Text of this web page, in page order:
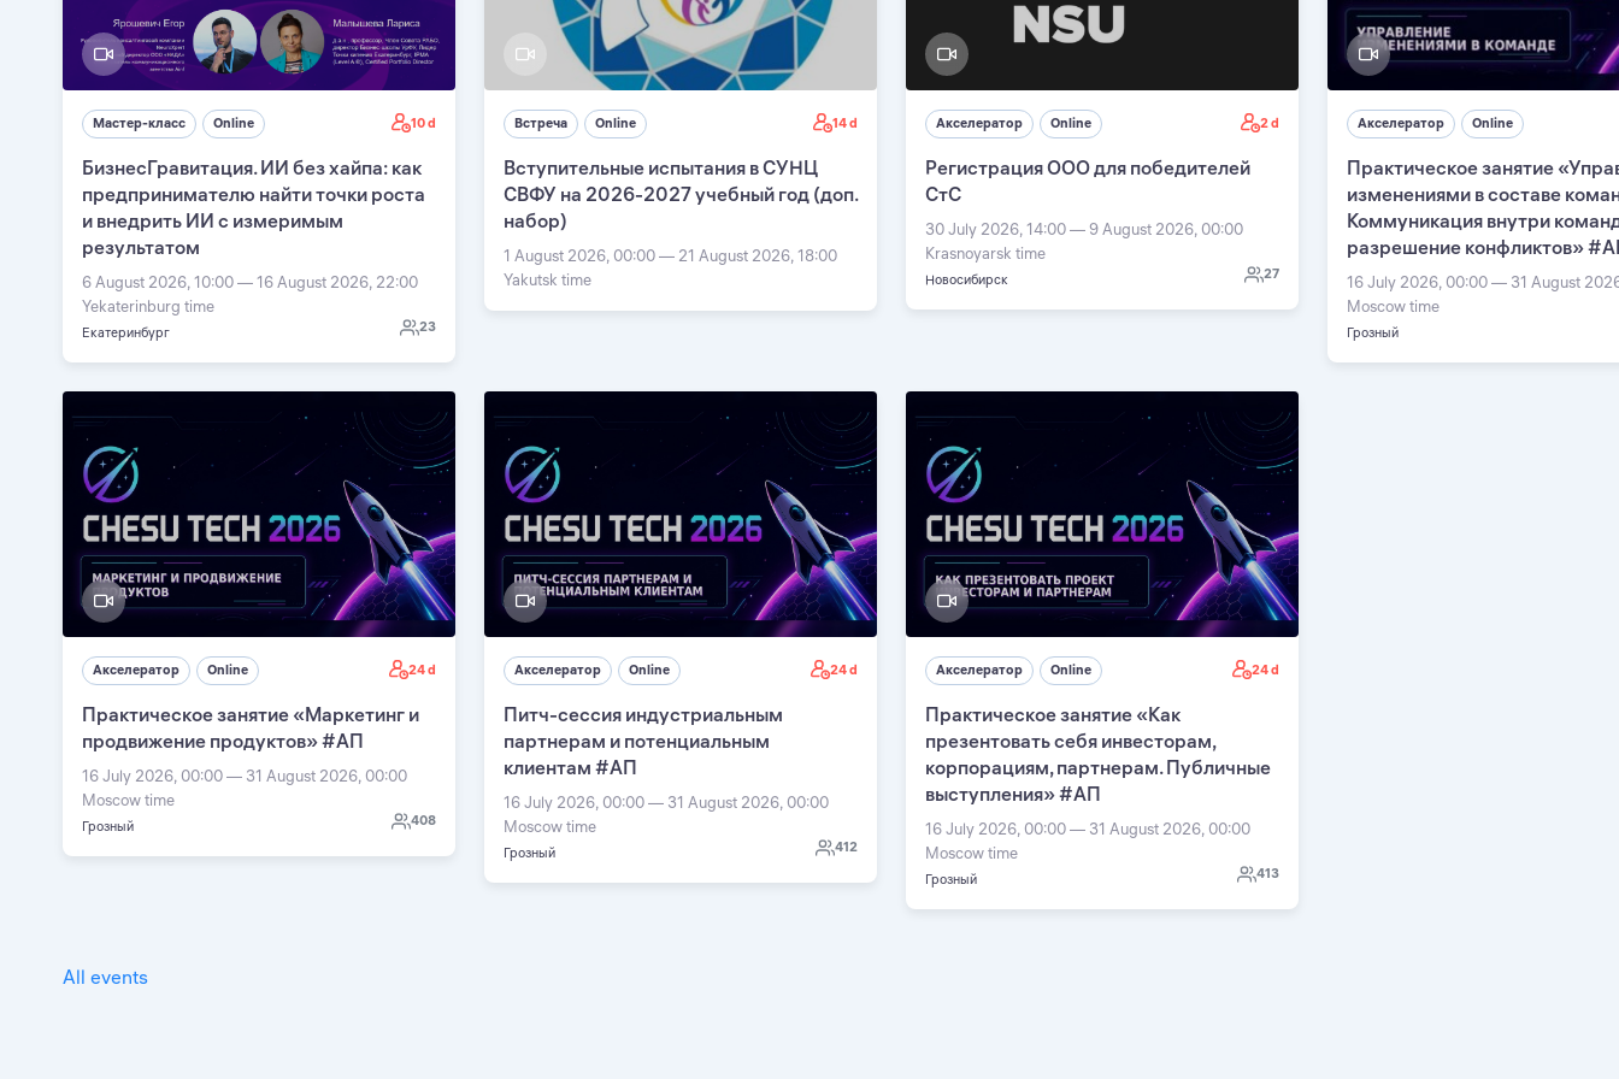
Мастер-класс Online 10 d
БизнесГравитация. ИИ без хайпа: как
предпринимателю найти точки роста
и внедрить ИИ с измеримым
результатом
6 August 2026, 10:00 — 16 August 2026, 22:00
Yekaterinburg time
Екатеринбург 23
Встреча Online 14 d
Вступительные испытания в СУНЦ
СВФУ на 2026-2027 учебный год (доп.
набор)
1 August 2026, 00:00 — 21 August 2026, 18:00
Yakutsk time
Акселератор Online 2 d
Регистрация ООО для победителей
СтС
30 July 2026, 14:00 — 9 August 2026, 00:00
Krasnoyarsk time
Новосибирск 27
Акселератор Online
Практическое занятие
изменениями в составе
Коммуникация внутри
разрешение конфликтов»
16 July 2026, 00:00 — 31 August
Moscow time
Грозный
Акселератор Online 24 d
Практическое занятие «Маркетинг и
продвижение продуктов» #АП
16 July 2026, 00:00 — 31 August 2026, 00:00
Moscow time
Грозный 408
Акселератор Online 24 d
Питч-сессия индустриальным
партнерам и потенциальным
клиентам #АП
16 July 2026, 00:00 — 31 August 2026, 00:00
Moscow time
Грозный 412
Акселератор Online 24 d
Практическое занятие «Как
презентовать себя инвесторам,
корпорациям, партнерам. Публичные
выступления» #АП
16 July 2026, 00:00 — 31 August 2026, 00:00
Moscow time
Грозный 413
All events